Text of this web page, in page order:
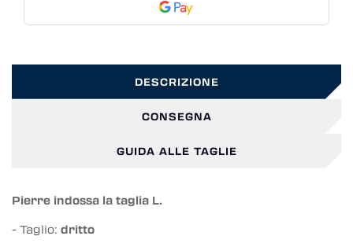
DESCRIZIONE
CONSEGNA
GUIDA ALLE TAGLIE
Pierre indossa la taglia L.
- Taglio: dritto